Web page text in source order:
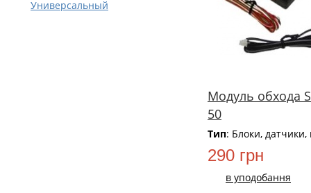
Универсальный
Модуль обхода
50
Тип: Блоки, датчики,
290 грн
в уподобання